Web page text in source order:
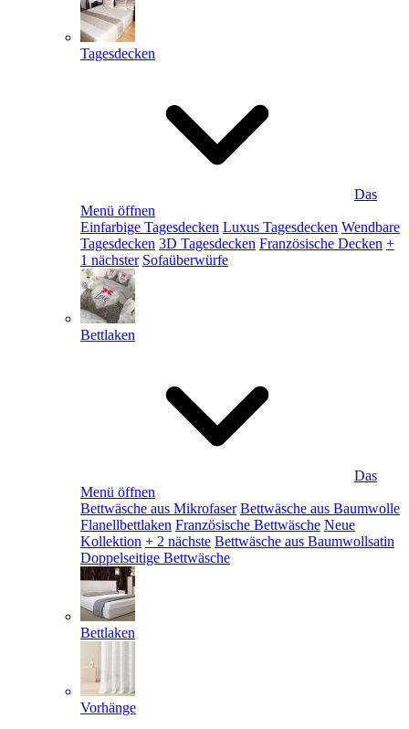
Tagesdecken
Das
Menü öffnen
Einfarbige Tagesdecken Luxus Tagesdecken Wendbare
Tagesdecken 3D Tagesdecken Französische Decken +
1 nächster Sofaüberwürfe
Bettlaken
Das
Menü öffnen
Bettwäsche aus Mikrofaser Bettwäsche aus Baumwolle
Flanellbettlaken Französische Bettwäsche Neue
Kollektion + 2 nächste Bettwäsche aus Baumwollsatin
Doppelseitige Bettwäsche
Bettlaken
Vorhänge